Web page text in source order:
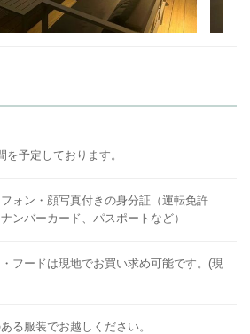
を予定しております。
ォン・顔写真付きの身分証（運転免許
ンバーカード、パスポートなど）
・フードは現地でお買い求め可能です。(現
る服装でお越しください。